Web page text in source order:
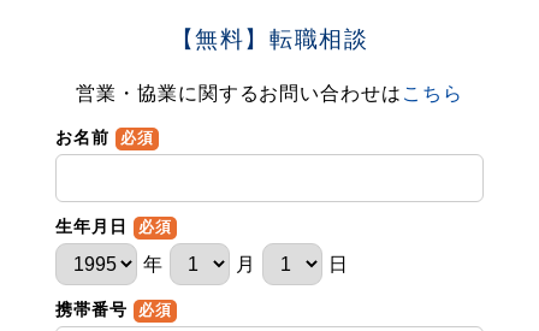
【無料】転職相談
営業・協業に関するお問い合わせは こちら
お名前 必須
生年月日 必須
年 月 日
携帯番号 必須